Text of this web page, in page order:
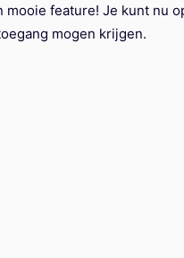
mooie feature! Je kunt nu
mogen krijgen.